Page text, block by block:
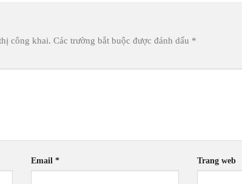
công khai. Các trường bắt buộc được đánh dấu *
Email* Trang web